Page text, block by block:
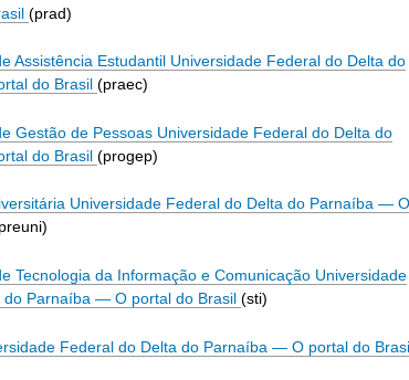
(prad)
Assistência Estudantil Universidade Federal do Delta do
do Brasil (praec)
Gestão de Pessoas Universidade Federal do Delta do
do Brasil (progep)
Universidade Federal do Delta do Parnaíba — O
Tecnologia da Informação e Comunicação Universidade
do Parnaíba — O portal do Brasil (sti)
Federal do Delta do Parnaíba — O portal do